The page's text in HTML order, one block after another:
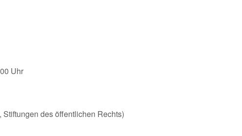
Uhr
des öffentlichen Rechts)